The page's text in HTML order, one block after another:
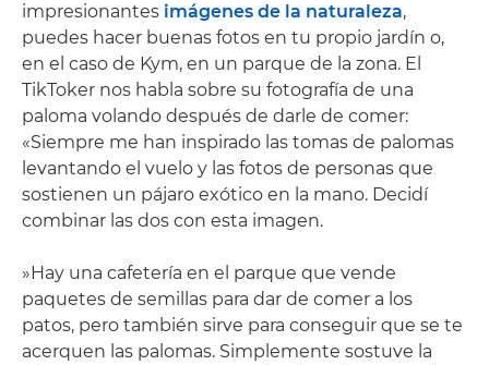
impresionantes imágenes de la naturaleza,
puedes hacer buenas fotos en tu propio jardín o,
en el caso de Kym, en un parque de la zona. El
TikToker nos habla sobre su fotografía de una
paloma volando después de darle de comer:
«Siempre me han inspirado las tomas de palomas
levantando el vuelo y las fotos de personas que
sostienen un pájaro exótico en la mano. Decidí
combinar las dos con esta imagen.
»Hay una cafetería en el parque que vende
paquetes de semillas para dar de comer a los
patos, pero también sirve para conseguir que se te
acerquen las palomas. Simplemente sostuve la